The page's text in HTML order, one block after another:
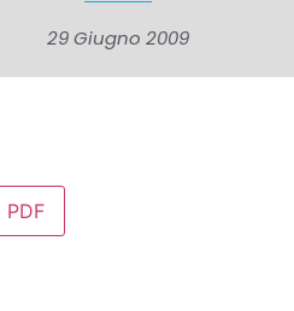
29 Giugno 2009
PDF